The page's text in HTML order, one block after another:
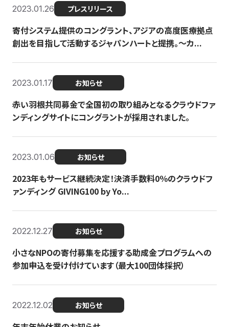
2023.01.26 プレスリリース
寄付システム提供のコングラント、アジアの高度医療拠点
創出を目指して活動するジャパンハートと提携。〜カ...
2023.01.17 お知らせ
赤い羽根共同募金で全国初の取り組みとなるクラウドファ
ンディングサイトにコングラントが採用されました。
2023.01.06 お知らせ
2023年もサービス継続決定！決済手数料0％のクラウドフ
ァンディング GIVING100 by Yo...
2022.12.27 お知らせ
小さなNPOの寄付募集を応援する助成金プログラムへの
参加申込を受け付けています（最大100団体採択）
2022.12.02 お知らせ